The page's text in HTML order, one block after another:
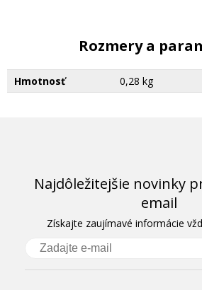
Rozmery a
Hmotnosť 0,28 kg
Najdôležitejšie novinky
email
Získajte zaujímavé informácie